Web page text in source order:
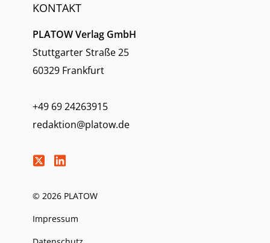
KONTAKT
PLATOW Verlag GmbH
Stuttgarter Straße 25
60329 Frankfurt
+49 69 24263915
redaktion@platow.de
© 2026 PLATOW
Impressum